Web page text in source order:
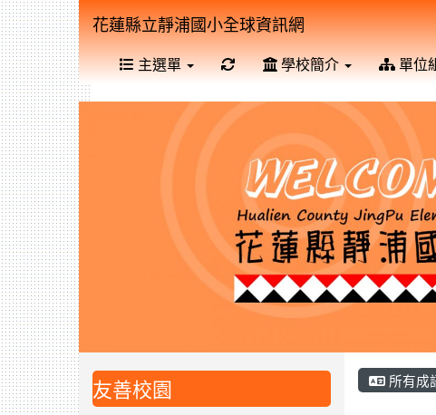
花蓮縣立靜浦國小全球資訊網
主選單 重新取得佈景設定
學校簡介 單位
所有成
友善校園